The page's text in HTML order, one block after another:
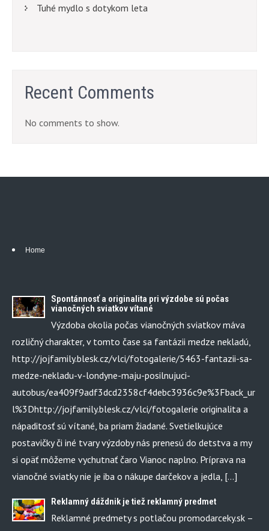
Tuhé mydlo s dotykom leta
Recent Comments
No comments to show.
Home
Spontánnosť a originalita pri výzdobe sú počas
vianočných sviatkov vítané
Výzdoba okolia počas vianočných sviatkov máva
rozličný charakter, v tomto čase sa fantázii medze nekladú,
http://jojfamily.blesk.cz/vlci/fotogalerie/5463-fantazii-sa-
medze-nekladu-v-londyne-maju-posilnujuci-
autobus/ea409f9adf3dcd2358cf4debc3936c9e%3Fback_ur
l%3Dhttp://jojfamily.blesk.cz/vlci/fotogalerie originalita a
nápaditosť sú vítané, ba priam žiadané. Svetielkujúce
postavičky či iné tvary výzdoby nás prenesú do detstva a my
si opäť môžeme vychutnať čaro Vianoc naplno. Príprava na
vianočné sviatky nie je iba o nákupe darčekov a jedla, […]
Reklamný dáždnik je tiež reklamný predmet
Reklamné predmety s potlačou promodarceky.sk –